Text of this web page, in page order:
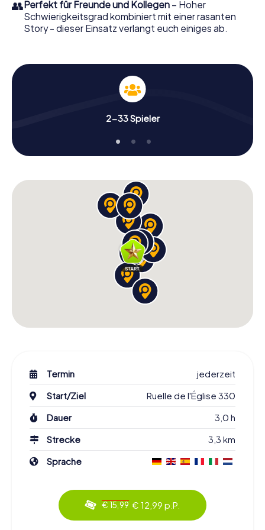
👥Perfekt für Freunde und Kollegen – Hoher
Schwierigkeitsgrad kombiniert mit einer rasanten
Story - dieser Einsatz verlangt euch einiges ab.
2-33 Spieler
Termin
jederzeit
Start/Ziel
Ruelle de l'Église 330
Dauer
3,0 h
Strecke
3,3 km
Sprache
€ 15,99 € 12,99 p.P.